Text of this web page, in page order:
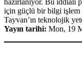
hazırlanıyor. Bu iddialı
için güçlü bir bilgi işlem
Tayvan’ın teknolojik
Yayın tarihi: Mon, 19